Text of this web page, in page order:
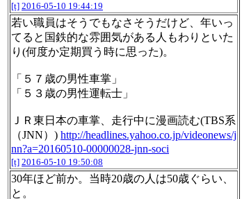
[t] 2016-05-10 19:44:19
若い職員はそうでもなさそうだけど、年いっ
てると国鉄的な雰囲気がある人もわりといた
り(何度か定期買う時に思った)。
「５７歳の男性車掌」
「５３歳の男性運転士」
ＪＲ東日本の車掌、走行中に漫画読む(TBS系
（JNN）) http://headlines.yahoo.co.jp/videonews/j
nn?a=20160510-00000028-jnn-soci
[t] 2016-05-10 19:50:08
30年ほど前か。当時20歳の人は50歳ぐらい、
と。